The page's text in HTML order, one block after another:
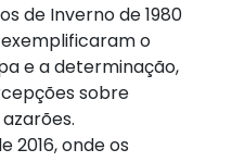
de Inverno de 1980
exemplificaram o
e a determinação,
sobre
azarões.
2016, onde os